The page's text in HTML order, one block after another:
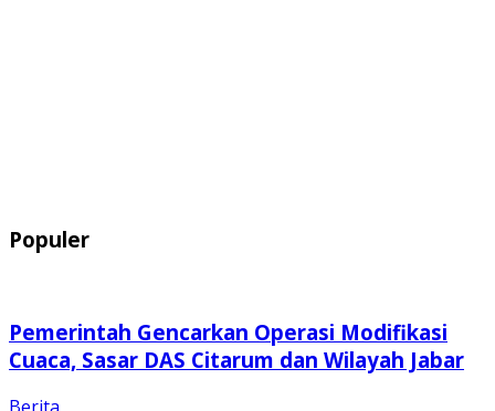
Populer
Pemerintah Gencarkan Operasi Modifikasi
Cuaca, Sasar DAS Citarum dan Wilayah Jabar